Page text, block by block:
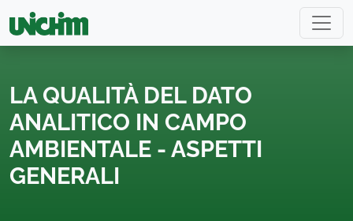
LA QUALITÀ DEL DATO
ANALITICO IN CAMPO
AMBIENTALE - ASPETTI
GENERALI